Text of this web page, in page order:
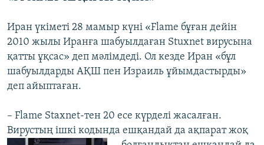
Иран үкіметі 28 мамыр күні «Flame бұған дейін
2010 жылы Иранға шабуылдаған Stuxnet вирусына
қатты ұқсас» деп мәлімдеді. Ол кезде Иран «бұл
шабуылдарды АҚШ пен Израиль ұйымдастырды»
деп айыптаған.
– Flame Staxnet-тен 20 есе күрделі жасалған.
Вирустың ішкі кодында ешқандай да ақпарат жоқ